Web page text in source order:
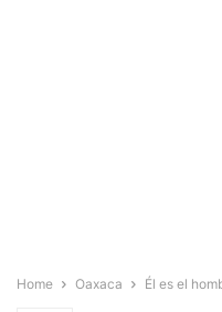
Home Oaxaca Él es el